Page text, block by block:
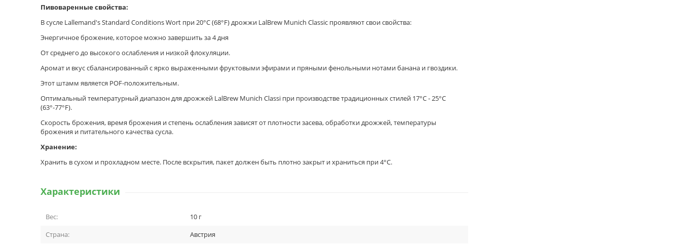
Пивоваренные свойства:
В сусле Lallemand's Standard Conditions Wort при 20°C (68°F) дрожжи LalBrew Munich Classic проявляют свои свойства:
Энергичное брожение, которое можно завершить за 4 дня
От среднего до высокого ослабления и низкой флокуляции.
Аромат и вкус сбалансированный с ярко выраженными фруктовыми эфирами и пряными фенольными нотами банана и гвоздики.
Этот штамм является POF-положительным.
Оптимальный температурный диапазон для дрожжей LalBrew Munich Classi при производстве традиционных стилей 17°C - 25°C
(63°-77°F).
Скорость брожения, время брожения и степень ослабления зависят от плотности засева, обработки дрожжей, температуры
брожения и питательного качества сусла.
Хранение:
Хранить в сухом и прохладном месте. После вскрытия, пакет должен быть плотно закрыт и храниться при 4°С.
Характеристики
Вес:
10 г
Страна:
Австрия